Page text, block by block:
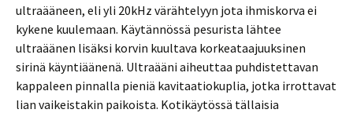
ultraääneen, eli yli 20kHz värähtelyyn jota ihmiskorva ei
kykene kuulemaan. Käytännössä pesurista lähtee
ultraäänen lisäksi korvin kuultava korkeataajuuksinen
sirinä käyntiäänenä. Ultraääni aiheuttaa puhdistettavan
kappaleen pinnalla pieniä kavitaatiokuplia, jotka irrottavat
lian vaikeistakin paikoista. Kotikäytössä tällaisia